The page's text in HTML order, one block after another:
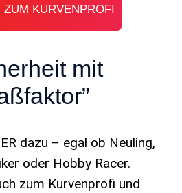
ZUM KURVENPROFI
mit
dazu – egal ob Neuling,
oder Hobby Racer.
zum Kurvenprofi und